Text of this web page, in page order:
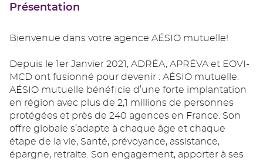
Présentation
Bienvenue dans votre agence AÉSIO mutuelle!
Depuis le 1er Janvier 2021, ADRÉA, APRÉVA et EOVI-
MCD ont fusionné pour devenir : AÉSIO mutuelle.
AÉSIO mutuelle bénéficie d’une forte implantation
en région avec plus de 2,1 millions de personnes
protégées et près de 240 agences en France. Son
offre globale s’adapte à chaque âge et chaque
étape de la vie, Santé, prévoyance, assistance,
épargne, retraite. Son engagement, apporter à ses